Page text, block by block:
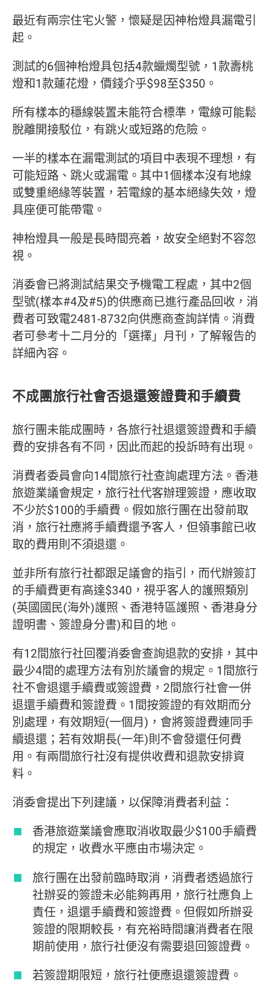
最近有兩宗住宅火警，懷疑是因神枱燈具漏電引
起。
測試的6個神枱燈具包括4款蠟燭型號，1款壽桃
燈和1款蓮花燈，價錢介乎$98至$350。
所有樣本的穩線裝置未能符合標準，電線可能鬆
脫離開接駁位，有跳火或短路的危險。
一半的樣本在漏電測試的項目中表現不理想，有
可能短路、跳火或漏電。其中1個樣本沒有地線
或雙重絕緣等裝置，若電線的基本絕緣失效，燈
具座便可能帶電。
神枱燈具一般是長時間亮着，故安全絕對不容忽
視。
消委會已將測試結果交予機電工程處，其中2個
型號(樣本#4及#5)的供應商已進行產品回收，消
費者可致電2481-8732向供應商查詢詳情。消費
者可參考十二月分的「選擇」月刊，了解報告的
詳細內容。
不成團旅行社會否退還簽證費和手續費
旅行團未能成團時，各旅行社退還簽證費和手續
費的安排各有不同，因此而起的投訴時有出現。
消費者委員會向14間旅行社查詢處理方法。香港
旅遊業議會規定，旅行社代客辦理簽證，應收取
不少於$100的手續費。假如旅行團在出發前取
消，旅行社應將手續費還予客人，但領事館已收
取的費用則不須退還。
並非所有旅行社都跟足議會的指引，而代辦簽訂
的手續費更有高達$340，視乎客人的護照類別
(英國國民(海外)護照、香港特區護照、香港身分
證明書、簽證身分書)和目的地。
有12間旅行社回覆消委會查詢退款的安排，其中
最少4間的處理方法有別於議會的規定。1間旅行
社不會退還手續費或簽證費，2間旅行社會一併
退還手續費和簽證費。1間按簽證的有效期而分
別處理，有效期短(一個月)，會將簽證費連同手
續退還；若有效期長(一年)則不會發還任何費
用。有兩間旅行社沒有提供收費和退款安排資
料。
消委會提出下列建議，以保障消費者利益：
香港旅遊業議會應取消收取最少$100手續費
的規定，收費水平應由市場決定。
旅行團在出發前臨時取消，消費者透過旅行
社辦妥的簽證未必能夠再用，旅行社應負上
責任，退還手續費和簽證費。但假如所辦妥
簽證的限期較長，有充裕時間讓消費者在限
期前使用，旅行社便沒有需要退回簽證費。
若簽證期限短，旅行社便應退還簽證費。